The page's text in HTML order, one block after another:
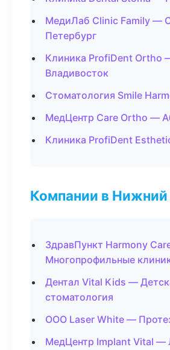
МедиЛаб Clinic Family —
Петербург
Клиника ProfiDent Ortho
Владивосток
Стоматология Smile
МедЦентр Care Ortho —
Клиника ProfiDent
Компании в
ЗдравПункт Harmony
Многопрофильные
Дентал Vital Kids —
стоматология
ООО Laser White —
МедЦентр Implant Vital —